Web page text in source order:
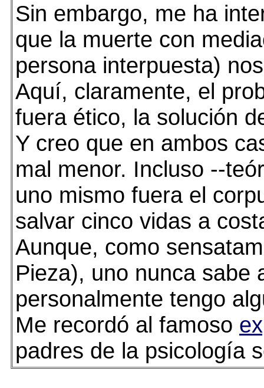
Sin embargo, me ha
que la muerte con
persona interpuesta)
Aquí, claramente, el
fuera ético, la solución
Y creo que en ambos
mal menor. Incluso --
uno mismo fuera el
salvar cinco vidas a
Aunque, como
Pieza), uno nunca sabe
personalmente tengo
Me recordó al famoso
padres de la psicología